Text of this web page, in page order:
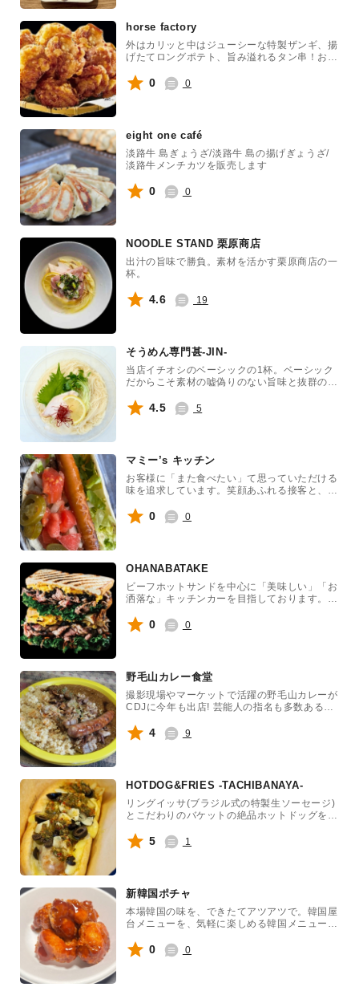
horse factory
外はカリッと中はジューシーな特製ザンギ、揚
げたてロングポテト、旨み溢れるタン串！お酒
ットを盛り上げます！
0 0
eight one café
淡路牛 島ぎょうざ/淡路牛 島の揚げぎょうざ/
淡路牛メンチカツを販売します
0 0
NOODLE STAND 栗原商店
出汁の旨味で勝負。素材を活かす栗原商店の一
杯。
4.6 19
そうめん専門甚-JIN-
当店イチオシのベーシックの1杯。ベーシック
だからこそ素材の嘘偽りのない旨味と抜群の喉
ん、夜気温が下がってきた時は煮麺(にゅうめ
ん)としてお楽しみいただけます。
4.5 5
マミー’s キッチン
お客様に「また食べたい」て思っていただける
味を追求しています。笑顔あふれる接客と、心
ス屋として、味・接客・笑顔すべてで日本一を
目指し、これからも走り続けます。オーガニッ
0 0
OHANABATAKE
ビーフホットサンドを中心に「美味しい」「お
洒落な」キッチンカーを目指しております。場
ティーを追求しますので宜しくお願い致しま
す。
0 0
野毛山カレー食堂
撮影現場やマーケットで活躍の野毛山カレーが
CDJに今年も出店! 芸能人の指名も多数あるカ
4 9
HOTDOG&FRIES -TACHIBANAYA-
リングイッサ(ブラジル式の特製生ソーセージ)
とこだわりのバケットの絶品ホットドッグを提
が溢れ出し、グリルドオニオンを挟んだセミハ
ードなバケットが旨味をキャッチ。9種のハー
じゃがいもをスマッシュして2度揚げしたクリ
スピーなフレンチフライとご一緒にご賞味くだ
さい!
5 1
新韓国ポチャ
本場韓国の味を、できたてアツアツで。韓国屋
台メニューを、気軽に楽しめる韓国メニュー専
分！ 0 0